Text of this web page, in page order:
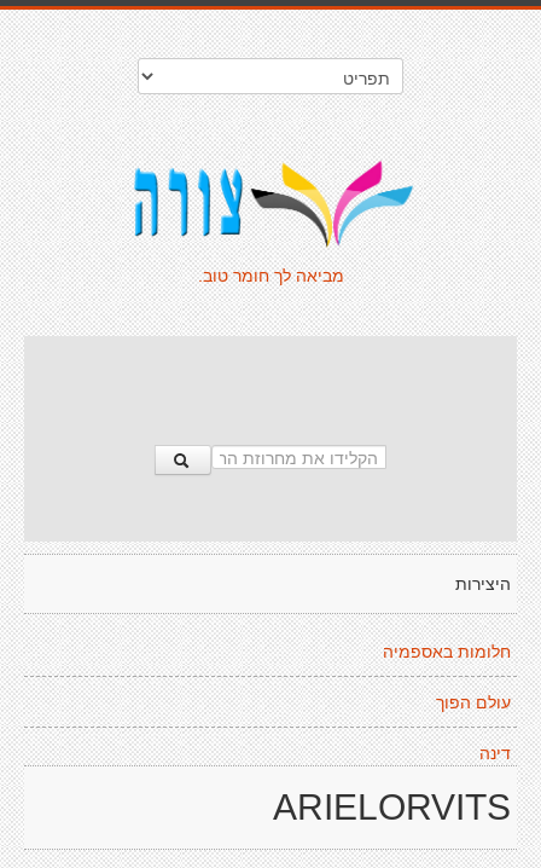
מביאה לך חומר טוב.
היצירות
חלומות באספמיה
עולם הפוך
דינה
ARIELORVITS